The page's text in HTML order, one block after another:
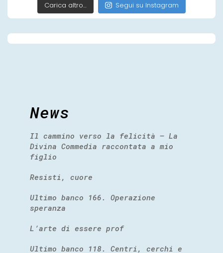
Carica altro… Segui su Instagram
News
Il cammino verso la felicità – La
Divina Commedia raccontata a mio
figlio
Resisti, cuore
Ultimo banco 166. Operazione
speranza
L’arte di essere prof
Ultimo banco 118. Centri, cerchi e